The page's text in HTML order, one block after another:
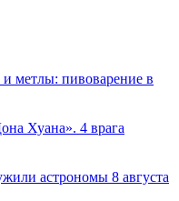
метлы: пивоварение в
Хуана». 4 врага
астрономы 8 августа